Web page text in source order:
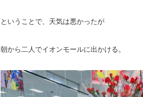
ということで、天気は悪かったが
朝から二人でイオンモールに出かける。